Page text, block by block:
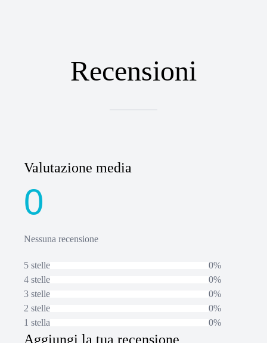
Recensioni
Valutazione media
0
Nessuna recensione
5 stelle
0%
4 stelle
0%
3 stelle
0%
2 stelle
0%
1 stella
0%
Aggiungi la tua recensione